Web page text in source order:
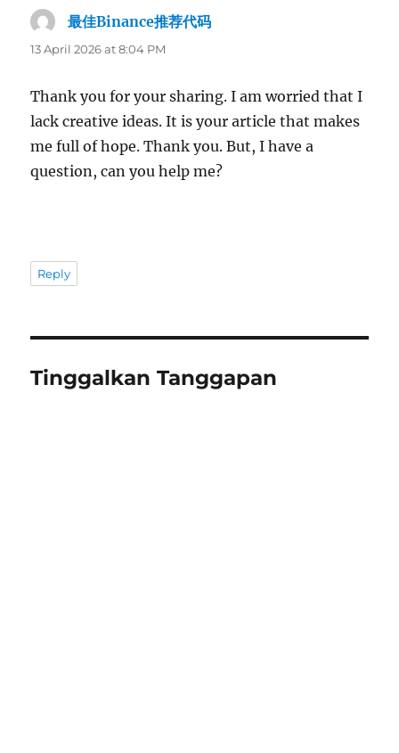
最佳Binance推荐代码
13 April 2026 at 8:04 PM
Thank you for your sharing. I am worried that I
lack creative ideas. It is your article that makes
me full of hope. Thank you. But, I have a
question, can you help me?
Reply
Tinggalkan Tanggapan